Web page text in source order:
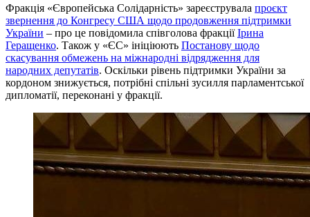
Фракція «Європейська Солідарність» зареєструвала проєкт
звернення до Конгресу США щодо продовження підтримки
України – про це повідомила співголова фракціїІрина
Геращенко. Також у «ЄС» ініціюють Постанову щодо
скасування обмежень на міжнародні відрядження для
народних депутатів. Оскільки рівень підтримки України за
кордоном знижується, потрібні спільні зусилля парламентської
дипломатії, переконані у фракції.